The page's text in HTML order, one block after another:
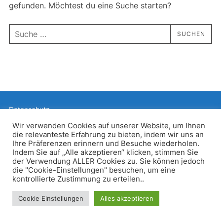
gefunden. Möchtest du eine Suche starten?
Suchen
nach:
SUCHEN
Datenschutz
Inspiro WordPress Theme von WPZOOM
Wir verwenden Cookies auf unserer Website, um Ihnen
die relevanteste Erfahrung zu bieten, indem wir uns an
Ihre Präferenzen erinnern und Besuche wiederholen.
Indem Sie auf „Alle akzeptieren“ klicken, stimmen Sie
der Verwendung ALLER Cookies zu. Sie können jedoch
die "Cookie-Einstellungen" besuchen, um eine
kontrollierte Zustimmung zu erteilen..
Cookie Einstellungen Alles akzeptieren